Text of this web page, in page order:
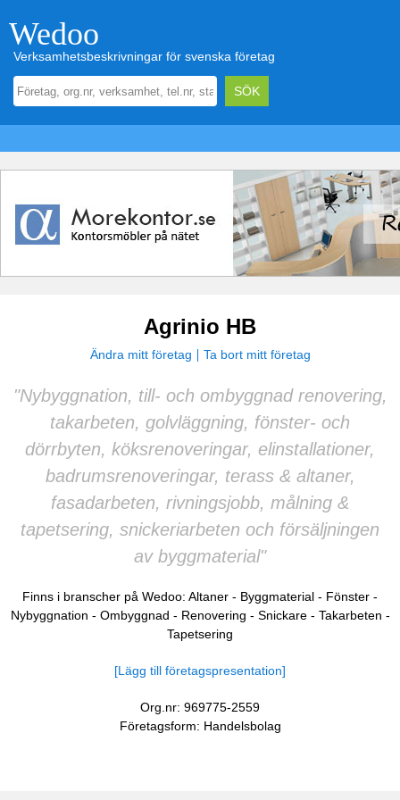
Wedoo
Verksamhetsbeskrivningar för svenska företag
Agrinio HB
Ändra mitt företag Ta bort mitt företag
"Nybyggnation, till- och ombyggnad renovering,
takarbeten, golvläggning, fönster- och
dörrbyten, köksrenoveringar, elinstallationer,
badrumsrenoveringar, terass & altaner,
fasadarbeten, rivningsjobb, målning &
tapetsering, snickeriarbeten och försäljningen
av byggmaterial"
Finns i branscher på Wedoo: Altaner - Byggmaterial - Fönster -
Nybyggnation - Ombyggnad - Renovering - Snickare- Takarbeten -
Tapetsering
[Lägg till företagspresentation]
Org.nr: 969775-2559
Företagsform: Handelsbolag